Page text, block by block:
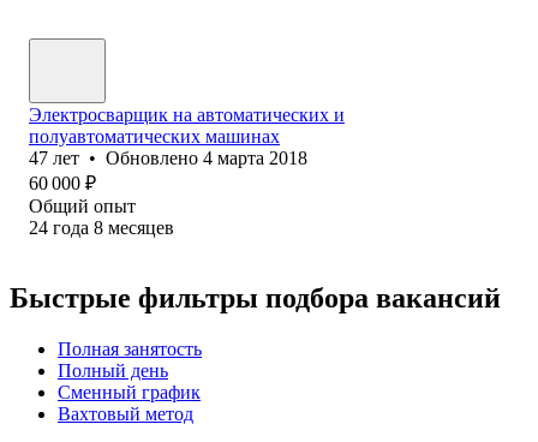
Электросварщик на автоматических и
полуавтоматических машинах
47 лет • Обновлено 4 марта 2018
60 000 ₽
Общий опыт
24 года 8 месяцев
Быстрые фильтры подбора вакансий
Полная занятость
Полный день
Сменный график
Вахтовый метод